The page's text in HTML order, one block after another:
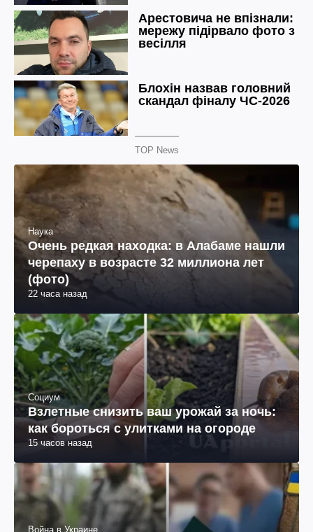
TOP News
Наука
Очень редкая находка: в Алабаме нашли
черепаху в возрасте 32 миллиона лет
(фото)
Социум
Взлетные снизить ваш урожай за ночь:
как бороться с улитками на огороде